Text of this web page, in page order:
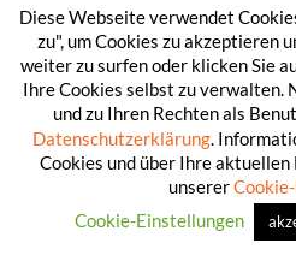
KONTAKT
Unverbindliche
Weitere Infos zum Ablauf
Suchoweew Consulting GmbH
www.suchoweew.de
Diese Webseite verwendet
zu", um Cookies zu akzeptieren
weiter zu surfen oder klicken Sie
Ihre Cookies selbst zu verwalten.
und zu Ihren Rechten als
Datenschutzerklärung .
Cookies und über Ihre
unserer
Cookie-Einstellungen